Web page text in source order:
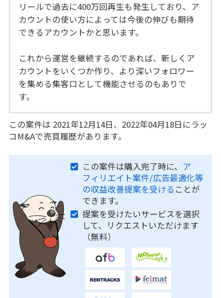
リールで過去に400万回再生も発生しており、ア
カウントの使い方によっては今後の伸びも期待
できるアカウントかと思います。
これから運営を継続するのであれば、新しくア
カウントをいくつか作り、より深いフォロワー
を集める集客口として機能させるのもありで
す。
この案件は 2021年12月14日、2022年04月18日にラッ
コM&Aで売買履歴があります。
この案件は購入完了時に、 ア
フィリエイト案件/広告最適化等
の収益改善提案を受ける ことが
できます。
提案を受けたいサービスを選択
して、リクエストいただけます
（無料）